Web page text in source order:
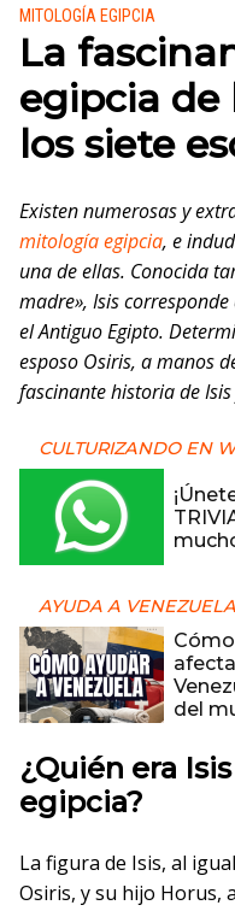
Publicado en:
MITOLOGÍA EGIPCIA
La
egipcia de
los siete
Existen numerosas y
mitología egipcia, e
una de ellas. Conocida
madre», Isis
el Antiguo Egipto.
esposo Osiris, a manos
fascinante historia de
CULTURIZANDO EN
AYUDA A VENEZUELA
del
¿Quién era
egipcia?
La figura de Isis, al
Osiris, y su hijo Horus,